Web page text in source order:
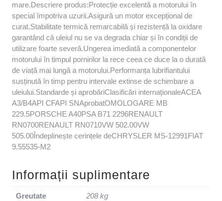
mare.Descriere produs:Protecție excelentă a motorului în
special împotriva uzurii.Asigură un motor excepțional de
curat.Stabilitate termică remarcabilă și rezistență la oxidare
garantând că uleiul nu se va degrada chiar și în condiții de
utilizare foarte severă.Ungerea imediată a componentelor
motorului în timpul pornirilor la rece ceea ce duce la o durată
de viață mai lungă a motorului.Performanța lubrifiantului
susținută în timp pentru intervale extinse de schimbare a
uleiului.Standarde și aprobăriClasificări internaționaleACEA
A3/B4API CFAPI SNAprobatOMOLOGARE MB
229.5PORSCHE A40PSA B71 2296RENAULT
RN0700RENAULT RN0710VW 502.00VW
505.00Îndeplinește cerințele deCHRYSLER MS-12991FIAT
9.55535-M2
Informații suplimentare
Greutate 208 kg